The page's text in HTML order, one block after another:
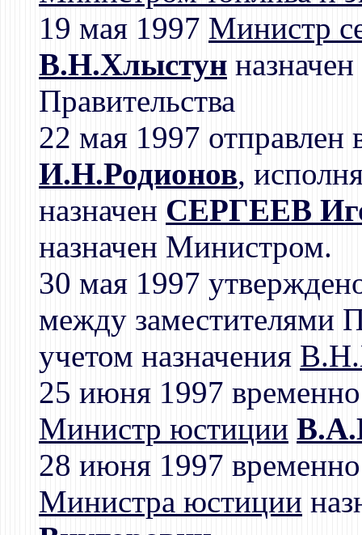
19 мая 1997 Министр
В.Н.Хлыстун
Правительства
22 мая 1997 отправлен
И.Н.Родионов,
назначен СЕРГЕЕВ
назначен Министром.
30 мая 1997
между заместителями
учетом назначения
25 июня 1997
Министр юстиции
28 июня 1997
Министра юстиции